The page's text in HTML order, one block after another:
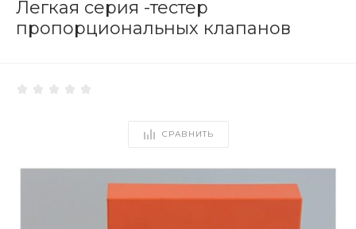
Легкая серия -тестер
пропорциональных клапанов
СРАВНИТЬ